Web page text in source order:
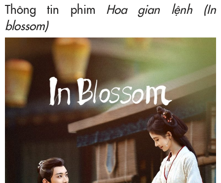
Thông tin phim Hoa gian lệnh (In
blossom)